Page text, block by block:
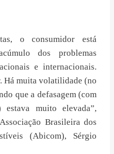
o consumidor está
dos problemas
e internacionais.
Há muita volatilidade (no
que a defasagem (com
estava muito elevada”,
Brasileira dos
(Abicom), Sérgio